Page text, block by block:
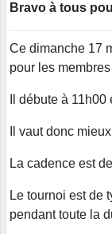
Bravo à tous
Ce dimanche 17
pour les
Il débute à
Il vaut donc
La cadence est
Le tournoi est de
pendant toute la